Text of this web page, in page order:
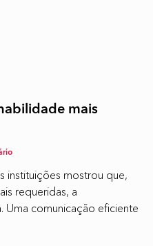
mais
instituições mostrou que,
requeridas, a
Uma comunicação eficiente